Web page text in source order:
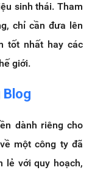
sinh thái. Tham
chỉ cần đưa lên
tốt nhất hay các
giới.
Blog
dành riêng cho
một công ty đã
lẻ với quy hoạch,